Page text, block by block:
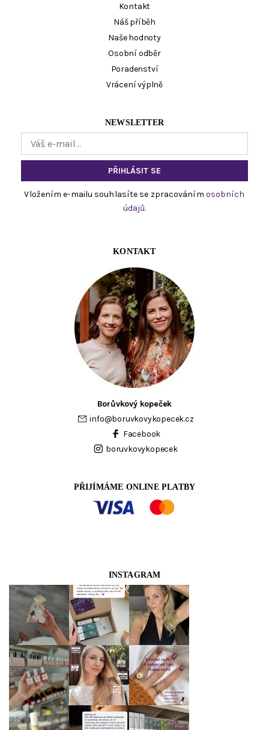
Kontakt
Náš příběh
Naše hodnoty
Osobní odběr
Poradenství
Vrácení výplně
NEWSLETTER
Vložením e-mailu souhlasíte se zpracováním osobních
údajů.
KONTAKT
Borůvkový kopeček
info@boruvkovykopecek.cz
Facebook
boruvkovykopecek
PŘIJÍMÁME ONLINE PLATBY
INSTAGRAM